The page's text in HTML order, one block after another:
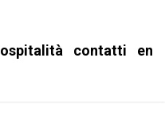
ospitalità contatti en